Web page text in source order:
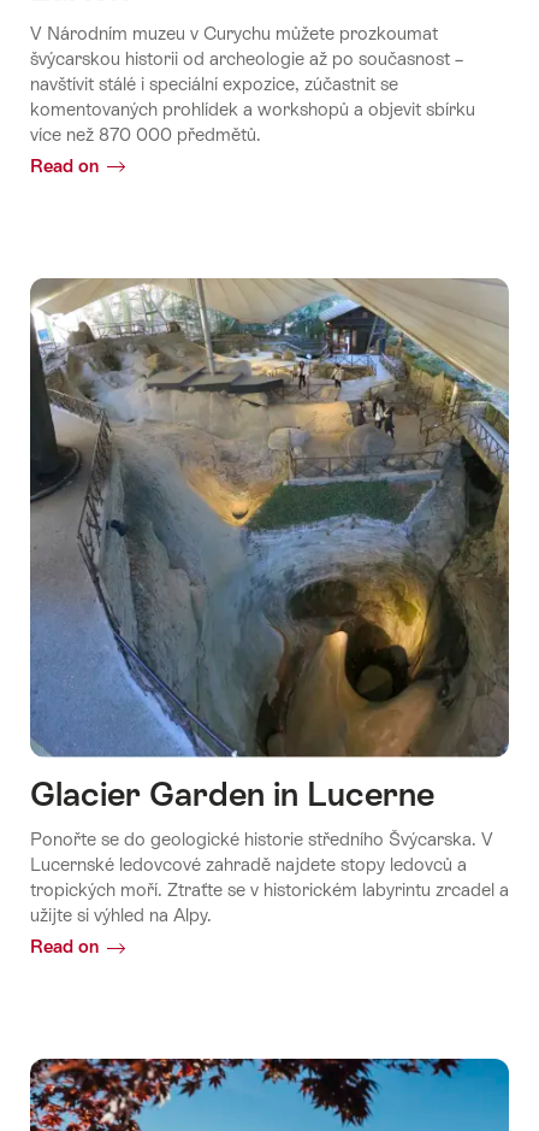
V Národním muzeu v Curychu můžete prozkoumat
švýcarskou historii od archeologie až po současnost –
navštívit stálé i speciální expozice, zúčastnit se
komentovaných prohlídek a workshopů a objevit sbírku
více než 870 000 předmětů.
Read on
Glacier Garden in Lucerne
Ponořte se do geologické historie středního Švýcarska. V
Lucernské ledovcové zahradě najdete stopy ledovců a
tropických moří. Ztraťte se v historickém labyrintu zrcadel a
užijte si výhled na Alpy.
Read on